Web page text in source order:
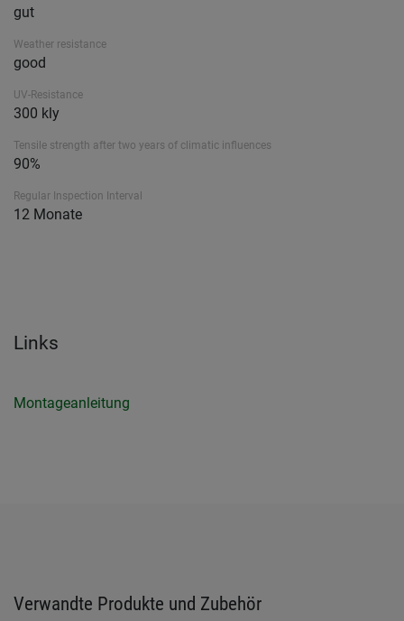
gut
Weather resistance
good
UV-Resistance
300 kly
Tensile strength after two years of climatic influences
90%
Regular Inspection Interval
12 Monate
Links
Montageanleitung
Verwandte Produkte und Zubehör